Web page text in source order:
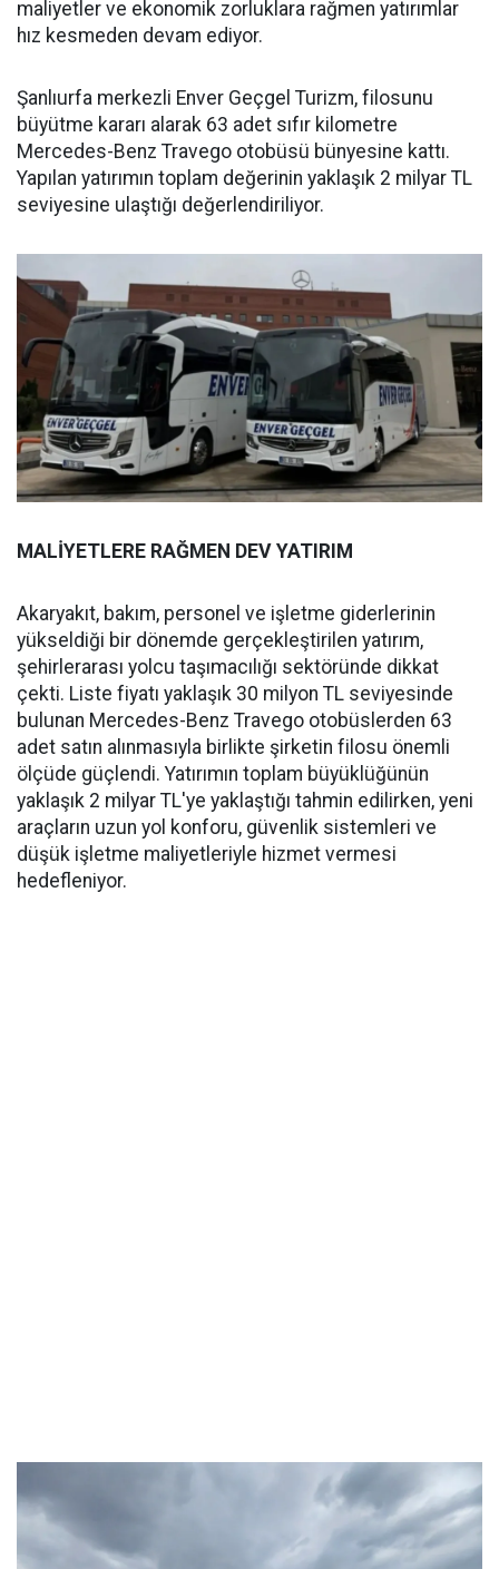
maliyetler ve ekonomik zorluklara rağmen yatırımlar
hız kesmeden devam ediyor.
Şanlıurfa merkezli Enver Geçgel Turizm, filosunu
büyütme kararı alarak 63 adet sıfır kilometre
Mercedes-Benz Travego otobüsü bünyesine kattı.
Yapılan yatırımın toplam değerinin yaklaşık 2 milyar TL
seviyesine ulaştığı değerlendiriliyor.
MALİYETLERE RAĞMEN DEV YATIRIM
Akaryakıt, bakım, personel ve işletme giderlerinin
yükseldiği bir dönemde gerçekleştirilen yatırım,
şehirlerarası yolcu taşımacılığı sektöründe dikkat
çekti. Liste fiyatı yaklaşık 30 milyon TL seviyesinde
bulunan Mercedes-Benz Travego otobüslerden 63
adet satın alınmasıyla birlikte şirketin filosu önemli
ölçüde güçlendi. Yatırımın toplam büyüklüğünün
yaklaşık 2 milyar TL'ye yaklaştığı tahmin edilirken, yeni
araçların uzun yol konforu, güvenlik sistemleri ve
düşük işletme maliyetleriyle hizmet vermesi
hedefleniyor.